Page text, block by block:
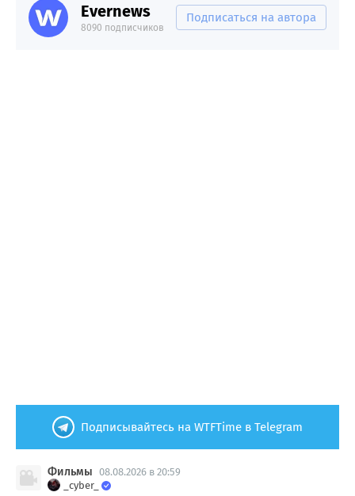
Evernews
8090 подписчиков
Подписаться на автора
Подписывайтесь на WTFTime в Telegram
Фильмы 08.08.2026 в 20:59
_cyber_